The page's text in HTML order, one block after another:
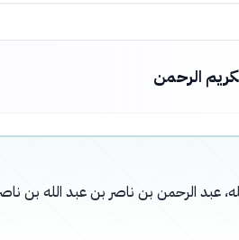
الرحمن
عبد الرحمن بن ناصر بن عبد الله بن